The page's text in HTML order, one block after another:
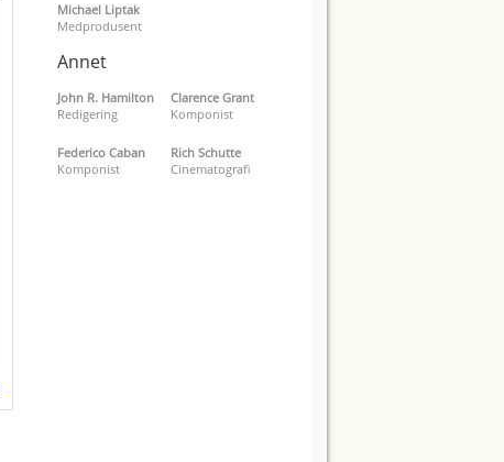
Michael Liptak
Medprodusent
Annet
John R. Hamilton
Redigering
Clarence Grant
Komponist
Federico Caban
Komponist
Rich Schutte
Cinematografi